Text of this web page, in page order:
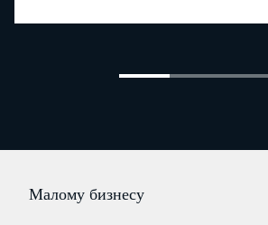
Малому бизнесу